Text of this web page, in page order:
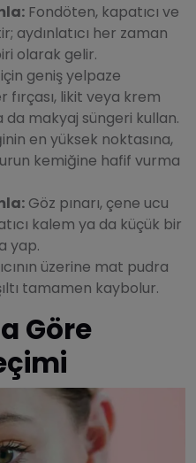
Fondöten, kapatıcı ve
aydınlatıcı her zaman
olarak gelir.
geniş yelpaze
likit veya krem
da makyaj süngeri kullan.
en yüksek noktasına,
kemiğine hafif vurma
Göz pınarı, çene ucu
kalem ya da küçük bir
yap.
üzerine mat pudra
tamamen kaybolur.
Göre